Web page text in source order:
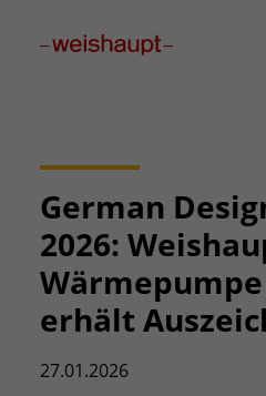
German
2026:
erhält
27.01.2026